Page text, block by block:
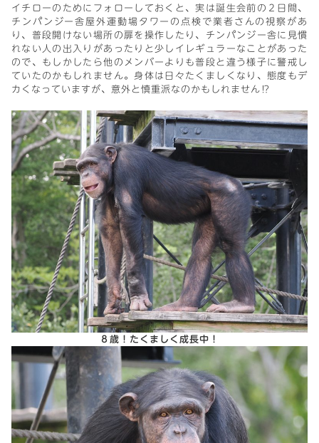
イチローのためにフォローしておくと、実は誕生会前の２日間、
チンパンジー舎屋外運動場タワーの点検で業者さんの視察があ
り、普段開けない場所の扉を操作したり、チンパンジー舎に見慣
れない人の出入りがあったりと少しイレギュラーなことがあった
ので、もしかしたら他のメンバーよりも普段と違う様子に警戒し
ていたのかもしれません。身体は日々たくましくなり、態度もデ
カくなっていますが、意外と慎重派なのかもしれません⁉
８歳！たくましく成長中！